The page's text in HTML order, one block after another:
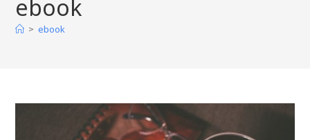
ebook
> ebook